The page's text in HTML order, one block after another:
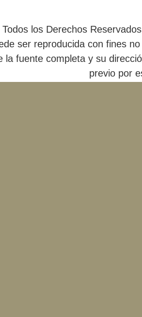
los Derechos
ser reproducida con fines
la fuente completa y su
previo por